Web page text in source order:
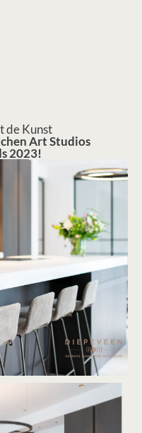
de Kunst
Art Studios
2023!